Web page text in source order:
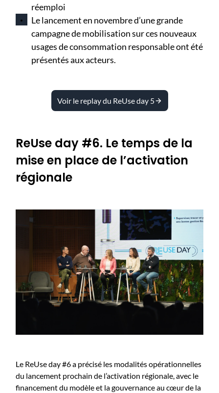
réemploi
Le lancement en novembre d’une grande
campagne de mobilisation sur ces nouveaux
usages de consommation responsable ont été
présentés aux acteurs.
Voir le replay du ReUse day 5
ReUse day #6. Le temps de la
mise en place de l’activation
régionale
Le ReUse day #6 a précisé les modalités opérationnelles
du lancement prochain de l’activation régionale, avec le
financement du modèle et la gouvernance au cœur de la